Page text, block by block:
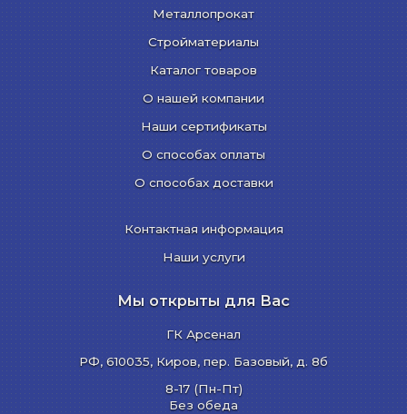
Металлопрокат
Стройматериалы
Каталог товаров
О нашей компании
Наши сертификаты
О способах оплаты
О способах доставки
Контактная информация
Наши услуги
Мы открыты для Вас
ГК Арсенал
РФ, 610035, Киров, пер. Базовый, д. 8б
8-17 (Пн-Пт)
Без обеда